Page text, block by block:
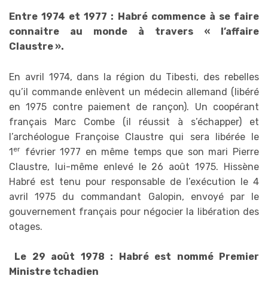
Entre 1974 et 1977 : Habré commence à se faire
connaitre au monde à travers « l’affaire
Claustre ».
En avril 1974, dans la région du Tibesti, des rebelles
qu’il commande enlèvent un médecin allemand (libéré
en 1975 contre paiement de rançon). Un coopérant
français Marc Combe (il réussit à s’échapper) et
l’archéologue Françoise Claustre qui sera libérée le
1er
février 1977 en même temps que son mari Pierre
Claustre, lui-même enlevé le 26 août 1975. Hissène
Habré est tenu pour responsable de l’exécution le 4
avril 1975 du commandant Galopin, envoyé par le
gouvernement français pour négocier la libération des
otages.
Le 29 août 1978 : Habré est nommé Premier
Ministre tchadien